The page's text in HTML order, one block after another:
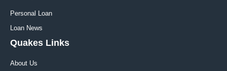
Personal Loan
Loan News
Quakes Links
About Us